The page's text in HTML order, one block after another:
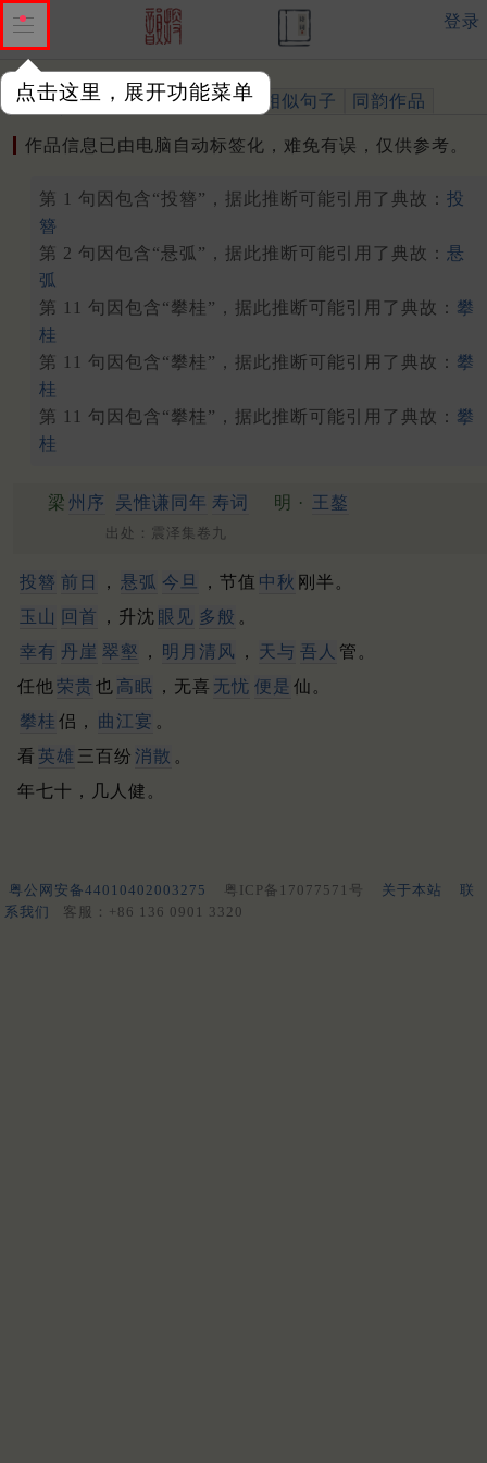
点击这里，展开功能菜单
登录
作品 标注四声 出处、引用 相似句子 同韵作品
作品信息已由电脑自动标签化，难免有误，仅供参考。
第 1 句因包含“投簪”，据此推断可能引用了典故： 投
簪
第 2 句因包含“悬弧”，据此推断可能引用了典故： 悬
弧
第 11 句因包含“攀桂”，据此推断可能引用了典故： 攀
桂
第 11 句因包含“攀桂”，据此推断可能引用了典故： 攀
桂
第 11 句因包含“攀桂”，据此推断可能引用了典故： 攀
桂
梁 州序 吴惟谦同年 寿词 明 · 王鏊
出处：震泽集卷九
投簪 前日 ， 悬弧 今旦 ，节值 中秋 刚半。
玉山 回首 ，升沈 眼见 多般 。
幸有 丹崖 翠壑 ， 明月清风 ， 天与 吾人 管。
任他荣贵 也 高眠 ，无喜 无忧 便是 仙。
攀桂 侣， 曲江宴 。
看 英雄 三百纷 消散 。
年七十，几人健。
粤公网安备44010402003275 粤ICP备17077571号 关于本站
联
系我们
客服：+86 136 0901 3320